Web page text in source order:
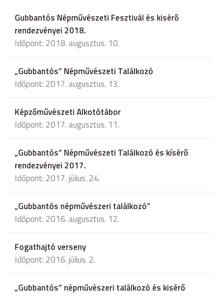
Gubbantós Népművészeti Fesztivál és kisérő
rendezvényei 2018.
Időpont: 2018. augusztus. 10.
„Gubbantós” Népművészeti Találkozó
Időpont: 2017. augusztus. 13.
Képzőművészeti Alkotótábor
Időpont: 2017. augusztus. 11.
„Gubbantós” Népművészeti Találkozó és kísérő
rendezvényei 2017.
Időpont: 2017. július. 24.
„Gubbantós népművészeri találkozó”
Időpont: 2016. augusztus. 12.
Fogathajtó verseny
Időpont: 2016. július. 2.
„Gubbantós” népművészeri találkozó és kisérő